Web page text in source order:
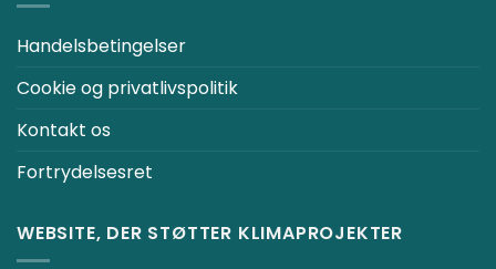
Handelsbetingelser
Cookie og privatlivspolitik
Kontakt os
Fortrydelsesret
WEBSITE, DER STØTTER KLIMAPROJEKTER